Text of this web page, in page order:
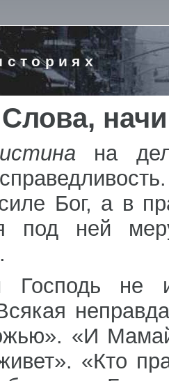
Слова,
истина на
Бог, а в
под ней
Господь не
«И
«Кто